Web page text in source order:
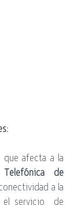
de
a la
el servicio  de